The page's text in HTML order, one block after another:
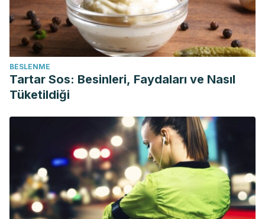
BESLENME
Tartar Sos: Besinleri, Faydaları ve Nasıl
Tüketildiği